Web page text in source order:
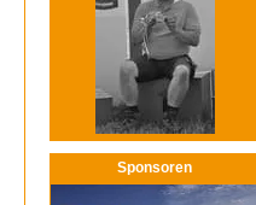
Sponsoren